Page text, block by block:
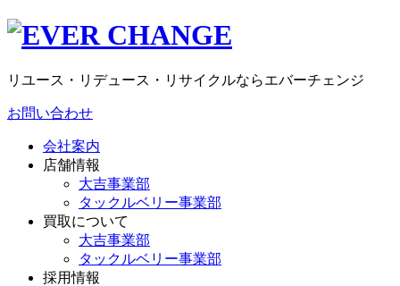
リユース・リデュース・リサイクルならエバーチェンジ
お問い合わせ
会社案内
店舗情報
大吉事業部
タックルベリー事業部
買取について
大吉事業部
タックルベリー事業部
採用情報